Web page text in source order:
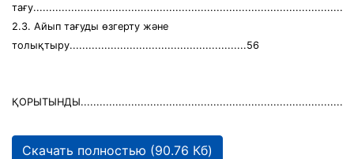
2.3. Айып тағуды өзгерту және
толықтыру........................................................56
Скачать полностью (90.76 Кб)